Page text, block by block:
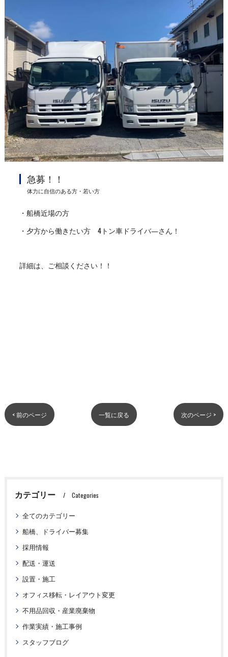
急募！！
体力に自信のある方・若い方
・船橋近場の方
・夕方から働きたい方 4トン車ドライバ―さん！
詳細は、ご相談ください！！
< 前のページ 一覧に戻る 次のページ >
カテゴリー Categories
全てのカテゴリー
船橋、ドライバー募集
採用情報
配送・運送
設置・施工
オフィス移転・レイアウト変更
不用品回収・産業廃棄物
作業実績・施工事例
スタッフブログ